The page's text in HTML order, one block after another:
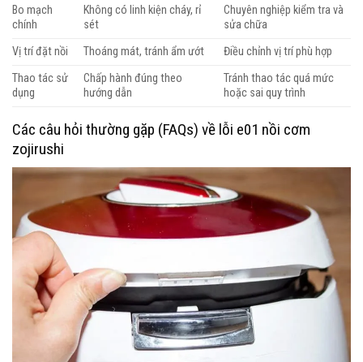
Bo mạch
chính
Không có linh kiện cháy, rỉ
sét
Chuyên nghiệp kiểm tra và
sửa chữa
Vị trí đặt nồi
Thoáng mát, tránh ẩm ướt
Điều chỉnh vị trí phù hợp
Thao tác sử
dụng
Chấp hành đúng theo
hướng dẫn
Tránh thao tác quá mức
hoặc sai quy trình
Các câu hỏi thường gặp (FAQs) về lỗi e01 nồi cơm
zojirushi